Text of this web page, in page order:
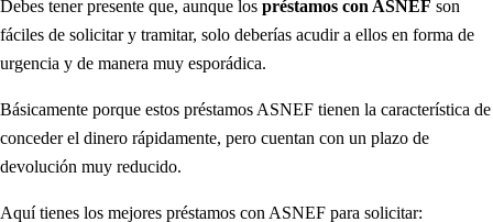
Debes tener presente que, aunque los préstamos con ASNEF son
fáciles de solicitar y tramitar, solo deberías acudir a ellos en forma de
urgencia y de manera muy esporádica.
Básicamente porque estos préstamos ASNEF tienen la característica de
conceder el dinero rápidamente, pero cuentan con un plazo de
devolución muy reducido.
Aquí tienes los mejores préstamos con ASNEF para solicitar: